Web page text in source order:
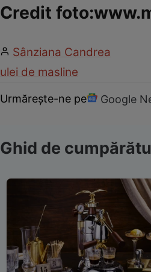
Credit
Sânziana Candrea
ulei de masline
Urmărește-ne pe Google
Ghid de